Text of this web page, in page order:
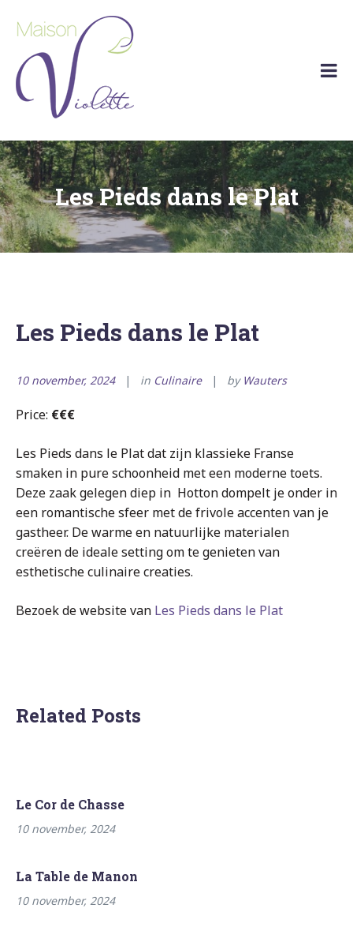
content
Maison
Violette
Vakantiehuis
Barvaux
(Durbuy)
Les Pieds dans le Plat
Les Pieds dans le Plat
10 november, 2024 in Culinaire by Wauters
Price: €€€
Les Pieds dans le Plat dat zijn klassieke Franse
smaken in pure schoonheid met een moderne toets.
Deze zaak gelegen diep in Hotton dompelt je onder in
een romantische sfeer met de frivole accenten van je
gastheer. De warme en natuurlijke materialen
creëren de ideale setting om te genieten van
esthetische culinaire creaties.
Bezoek de website van Les Pieds dans le Plat
Related Posts
Le Cor de Chasse
10 november, 2024
La Table de Manon
10 november, 2024